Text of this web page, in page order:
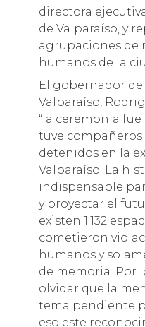
directora
de Valparaíso, y
agrupaciones de
humanos de la
El gobernador
Valparaíso,
“la ceremonia
tuve compañeros
detenidos en la
Valparaíso. La
indispensable
y proyectar el
existen 1.132
cometieron
humanos y
de memoria. Por
olvidar que la
tema pendiente
eso este